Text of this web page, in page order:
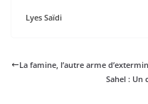
Lyes Saïdi
La famine, l’autre arme
Sahel : Un